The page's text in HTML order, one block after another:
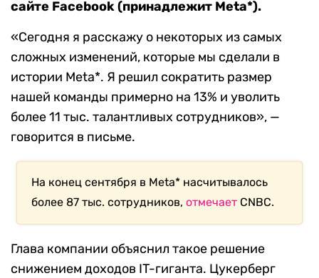
сайте Facebook (принадлежит Meta*).
«Сегодня я расскажу о некоторых из самых
сложных изменений, которые мы сделали в
истории Meta*. Я решил сократить размер
нашей команды примерно на 13% и уволить
более 11 тыс. талантливых сотрудников», —
говорится в письме.
На конец сентября в Meta* насчитывалось
более 87 тыс. сотрудников,отмечает CNBC.
Глава компании объяснил такое решение
снижением доходов IT-гиганта. Цукерберг